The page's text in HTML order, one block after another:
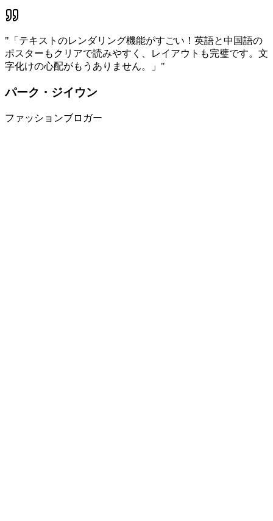
" 「テキストのレンダリング機能がすごい！英語と中国語の
ポスターもクリアで読みやすく、レイアウトも完璧です。文
字化けの心配がもうありません。」 "
パーク・ジイウン
ファッションブロガー